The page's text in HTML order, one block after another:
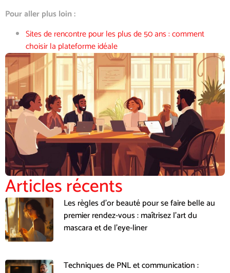
Pour aller plus loin :
Sites de rencontre pour les plus de 50 ans : comment
choisir la plateforme idéale
Articles récents
Les règles d’or beauté pour se faire belle au
premier rendez-vous : maîtrisez l’art du
mascara et de l’eye-liner
Techniques de PNL et communication :